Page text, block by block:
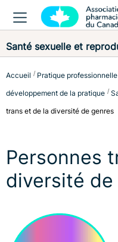
Santé sexuelle et
Accueil Pratique
développement de la pratique
trans et de la diversité de genres
Personnes
diversité de